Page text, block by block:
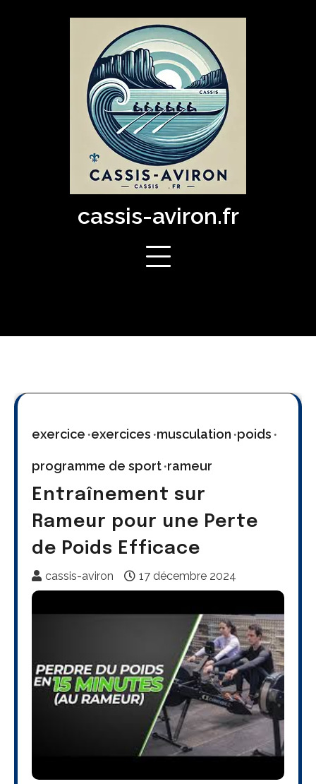
cassis-aviron.fr
exercice exercices musculation poids
programme de sport rameur
Entraînement sur
Rameur pour une Perte
de Poids Efficace
cassis-aviron 17 décembre 2024